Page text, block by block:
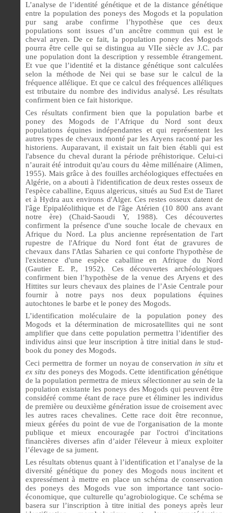
L’analyse de l’identité génétique et de la distance génétique
entre la population des poneys des Mogods et la population
pur sang arabe confirme l’hypothèse que ces deux
populations sont issues d’un ancêtre commun qui est le
cheval aryen. De ce fait, la population poney des Mogods
pourra être celle qui se distingua au VIIe siècle av J.C. par
une population dont la description y ressemble étrangement.
Et vue que l’identité et la distance génétique sont calculées
selon la méthode de Nei qui se base sur le calcul de la
fréquence allélique. Et que ce calcul des fréquences alléliques
est tributaire du nombre des individus analysé. Les résultats
confirment bien ce fait historique.
Ces résultats confirment bien que la population barbe et
poney des Mogods de l’Afrique du Nord sont deux
populations équines indépendantes et qui représentent les
autres types de chevaux monté par les Aryens raconté par les
historiens. Auparavant, il existait un fait bien établi qui est
l'absence du cheval durant la période préhistorique. Celui-ci
n’aurait été introduit qu'au cours du 4ème millénaire (Alimen,
1955). Mais grâce à des fouilles archéologiques effectuées en
Algérie, on a abouti à l'identification de deux restes osseux de
l'espèce caballine, Equus algericus, situés au Sud Est de Tiaret
et à Hydra aux environs d'Alger. Ces restes osseux datent de
l'âge Epipaléolithique et de l'âge Atérien (10 800 ans avant
notre ère) (Chaid-Saoudi Y, 1988). Ces découvertes
confirment la présence d'une souche locale de chevaux en
Afrique du Nord. La plus ancienne représentation de l'art
rupestre de l'Afrique du Nord font état de gravures de
chevaux dans l'Atlas Saharien ce qui conforte l'hypothèse de
l'existence d'une espèce caballine en Afrique du Nord
(Gautier E. P., 1952). Ces découvertes archéologiques
confirment bien l’hypothèse de la venue des Aryens et des
Hittites sur leurs chevaux des plaines de l’Asie Centrale pour
fournir à notre pays nos deux populations équines
autochtones le barbe et le poney des Mogods.
L’identification moléculaire de la population poney des
Mogods et la détermination de microsatellites qui ne sont
amplifier que dans cette population permettra l’identifier des
individus ainsi que leur inscription à titre initial dans le stud-
book du poney des Mogods.
Ceci permettra de former un noyau de conservation in situ et
ex situ des poneys des Mogods. Cette identification génétique
de la population permettra de mieux sélectionner au sein de la
population existante les poneys des Mogods qui peuvent être
considéré comme étant de race pure et éliminer les individus
de première ou deuxième génération issue de croisement avec
les autres races chevalines. Cette race doit être reconnue,
mieux gérées du point de vue de l'organisation de la monte
publique et mieux encouragée par l'octroi d'incitations
financières diverses afin d’aider l'éleveur à mieux exploiter
l’élevage de sa jument.
Les résultats obtenus quant à l’identification et l’analyse de la
diversité génétique du poney des Mogods nous incitent et
expressément à mettre en place un schéma de conservation
des poneys des Mogods vue son importance tant socio-
économique, que culturelle qu’agrobiologique. Ce schéma se
basera sur l’inscription à titre initial des poneys après leur